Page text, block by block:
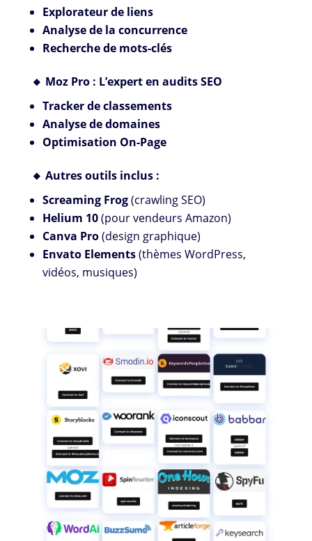
Explorateur de liens
Analyse de la concurrence
Recherche de mots-clés
🔸 Moz Pro : L’expert en audits SEO
Tracker de classements
Analyse de domaines
Optimisation On-Page
🔸 Autres outils inclus :
Screaming Frog(crawling SEO)
Helium 10(pour vendeurs Amazon)
Canva Pro(design graphique)
Envato Elements(thèmes WordPress,
vidéos, musiques)